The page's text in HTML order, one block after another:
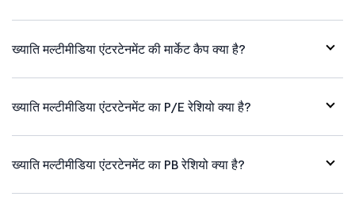
ख्याति मल्टीमीडिया एंटरटेनमेंट की मार्केट कैप क्या है?
ख्याति मल्टीमीडिया एंटरटेनमेंट का P/E रेशियो क्या है?
ख्याति मल्टीमीडिया एंटरटेनमेंट का PB रेशियो क्या है?